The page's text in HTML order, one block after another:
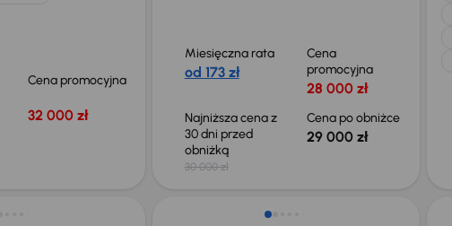
Cena promocyjna
32 000 zł
Miesięczna rata
od 173 zł
Cena
promocyjna
28 000 zł
Najniższa cena z
30 dni przed
obniżką
30 000 zł
Cena po obniżce
29 000 zł